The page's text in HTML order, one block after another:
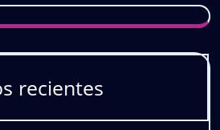
recientes